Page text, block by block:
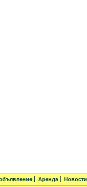
Аренда Новости